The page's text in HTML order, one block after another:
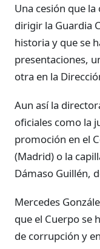
Una cesión que
dirigir la Guardia
historia y que se
presentaciones,
otra en la
Aun así la
oficiales como la
promoción en el
(Madrid) o la
Dámaso Guillén,
Mercedes
que el Cuerpo se
de corrupción y